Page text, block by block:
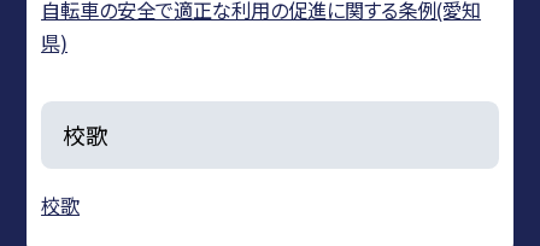
自転車の安全で適正な利用の促進に関する条例(愛知
県)
校歌
校歌